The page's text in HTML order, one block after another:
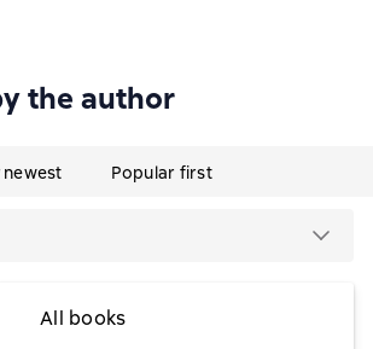
the author
newest Popular first
All books